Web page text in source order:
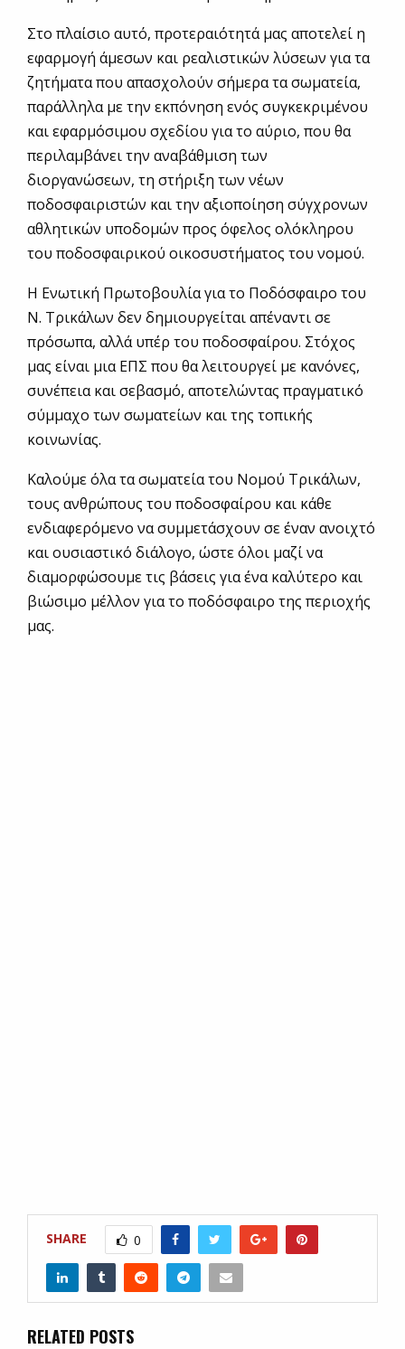
Στο πλαίσιο αυτό, προτεραιότητά μας αποτελεί η
εφαρμογή άμεσων και ρεαλιστικών λύσεων για τα
ζητήματα που απασχολούν σήμερα τα σωματεία,
παράλληλα με την εκπόνηση ενός συγκεκριμένου
και εφαρμόσιμου σχεδίου για το αύριο, που θα
περιλαμβάνει την αναβάθμιση των
διοργανώσεων, τη στήριξη των νέων
ποδοσφαιριστών και την αξιοποίηση σύγχρονων
αθλητικών υποδομών προς όφελος ολόκληρου
του ποδοσφαιρικού οικοσυστήματος του νομού.
Η Ενωτική Πρωτοβουλία για το Ποδόσφαιρο του
Ν. Τρικάλων δεν δημιουργείται απέναντι σε
πρόσωπα, αλλά υπέρ του ποδοσφαίρου. Στόχος
μας είναι μια ΕΠΣ που θα λειτουργεί με κανόνες,
συνέπεια και σεβασμό, αποτελώντας πραγματικό
σύμμαχο των σωματείων και της τοπικής
κοινωνίας.
Καλούμε όλα τα σωματεία του Νομού Τρικάλων,
τους ανθρώπους του ποδοσφαίρου και κάθε
ενδιαφερόμενο να συμμετάσχουν σε έναν ανοιχτό
και ουσιαστικό διάλογο, ώστε όλοι μαζί να
διαμορφώσουμε τις βάσεις για ένα καλύτερο και
βιώσιμο μέλλον για το ποδόσφαιρο της περιοχής
μας.
SHARE 0
RELATED POSTS